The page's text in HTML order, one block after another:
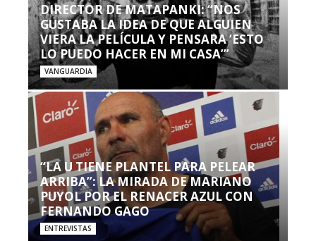
DIRECTOR DE MATAPANKI: “NOS
GUSTABA LA IDEA DE QUE ALGUIEN
VIERA LA PELÍCULA Y PENSARA ‘ESTO
LO PUEDO HACER EN MI CASA’”
VANGUARDIA
“LA U TIENE PLANTEL PARA PELEAR
ARRIBA”: LA MIRADA DE MARIANO
PUYOL POR EL RENACER AZUL CON
FERNANDO GAGO
ENTREVISTAS